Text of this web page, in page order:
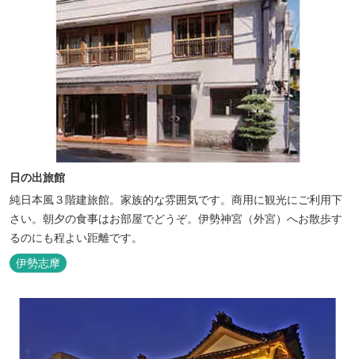
日の出旅館
純日本風３階建旅館。家族的な雰囲気です。商用に観光にご利用下
さい。朝夕の食事はお部屋でどうぞ。伊勢神宮（外宮）へお散歩す
るのにも程よい距離です。
伊勢志摩